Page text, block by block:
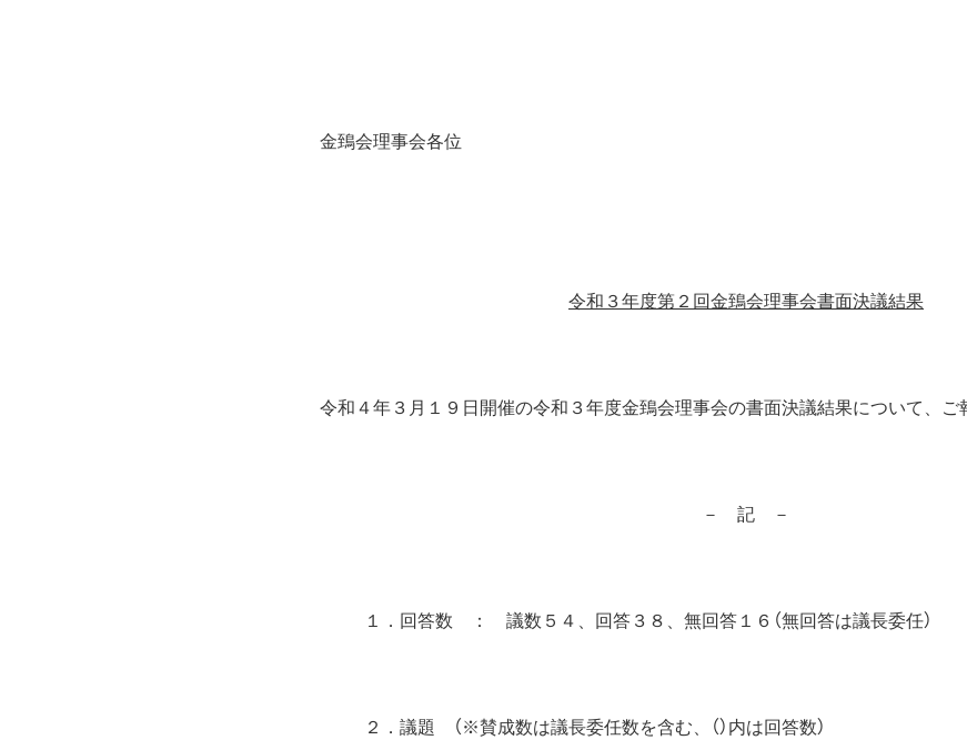
金鵄会理事会各位
令和３年度第２回金鵄会理事会書面決議結果
令和４年３月１９日開催の令和３年度金鵄会理事会の書面決議結果について、ご
－ 記 －
１．回答数 ： 議数５４、回答３８、無回答１６（無回答は議長委任）
２．議題 （※賛成数は議長委任数を含む、（）内は回答数）